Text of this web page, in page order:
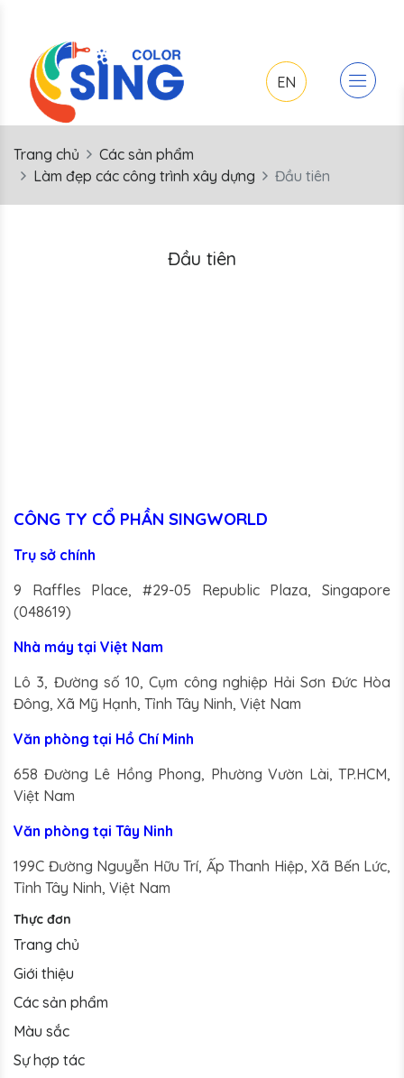
EN
Trang chủ
Các sản phẩm
Làm đẹp các công trình xây dựng
Đầu tiên
Đầu tiên
CÔNG TY CỔ PHẦN SINGWORLD
Trụ sở chính
9 Raffles Place, #29-05 Republic Plaza, Singapore
(048619)
Nhà máy tại Việt Nam
Lô 3, Đường số 10, Cụm công nghiệp Hải Sơn Đức Hòa
Đông, Xã Mỹ Hạnh, Tỉnh Tây Ninh, Việt Nam
Văn phòng tại Hồ Chí Minh
658 Đường Lê Hồng Phong, Phường Vườn Lài, TP.HCM,
Việt Nam
Văn phòng tại Tây Ninh
199C Đường Nguyễn Hữu Trí, Ấp Thanh Hiệp, Xã Bến Lức,
Tỉnh Tây Ninh, Việt Nam
Thực đơn
Trang chủ
Giới thiệu
Các sản phẩm
Màu sắc
Sự hợp tác